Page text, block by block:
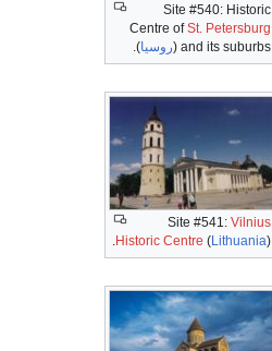
Site #540: Historic
Centre ofSt. Petersburg
and its suburbs ( روسيا).
Site #541: Vilnius
Historic Centre (Lithuania).